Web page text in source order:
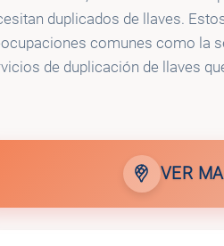
duplicados de llaves.
comunes como la
de duplicación de llaves
VER